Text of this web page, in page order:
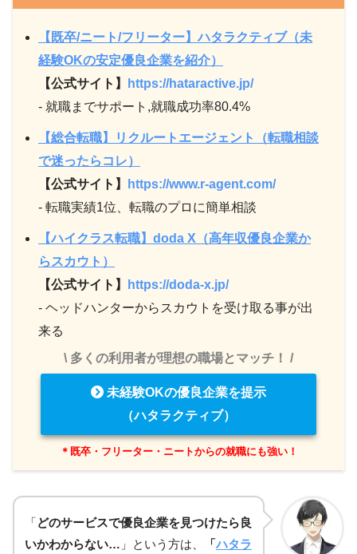
【既卒/ニート/フリーター】ハタラクティブ（未
経験OKの安定優良企業を紹介）
【公式サイト】
https://hataractive.jp/
- 就職までサポート,就職成功率80.4%
【総合転職】リクルートエージェント（転職相談
で迷ったらコレ）
【公式サイト】
https://www.r-agent.com/
- 転職実績1位、転職のプロに簡単相談
【ハイクラス転職】doda X（高年収優良企業か
らスカウト）
【公式サイト】
https://doda-x.jp/
- ヘッドハンターからスカウトを受け取る事が出
来る
\ 多くの利用者が理想の職場とマッチ！ /
未経験OKの優良企業を提示
（ハタラクティブ）
＊既卒・フリーター・ニートからの就職にも強い！
「どのサービスで優良企業を見つけたら良
いかわからない… 」という方は、 「ハタラ